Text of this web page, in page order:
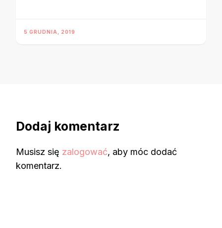
5 GRUDNIA, 2019
Dodaj komentarz
Musisz się zalogować, aby móc dodać
komentarz.